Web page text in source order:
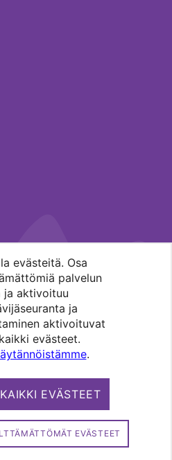
evästeitä. Osa
palvelun
ja aktivoituu
ja
aktivoituvat
evästeet.
.
EVÄSTEET
EVÄSTEET
All